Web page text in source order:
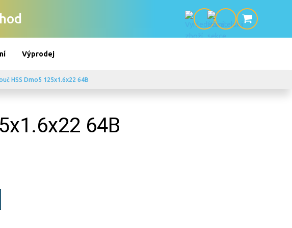
Výprodej
HSS Dmo5 125x1.6x22 64B
64B